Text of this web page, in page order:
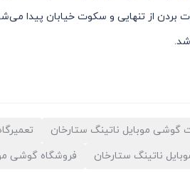
از تنهایی و سکوت خیابان پیدا
گوشی موبایل ناتینگ ستارخان
ناتینگ ستارخان
فروشگاه گوشی